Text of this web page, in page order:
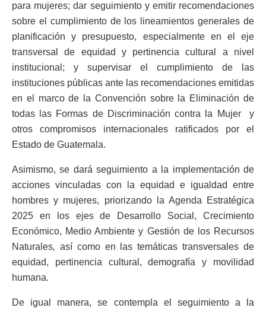
para mujeres; dar seguimiento y emitir recomendaciones
sobre el cumplimiento de los lineamientos generales de
planificación y presupuesto, especialmente en el eje
transversal de equidad y pertinencia cultural a nivel
institucional; y supervisar el cumplimiento de las
instituciones públicas ante las recomendaciones emitidas
en el marco de la Convención sobre la Eliminación de
todas las Formas de Discriminación contra la Mujer y
otros compromisos internacionales ratificados por el
Estado de Guatemala.
Asimismo, se dará seguimiento a la implementación de
acciones vinculadas con la equidad e igualdad entre
hombres y mujeres, priorizando la Agenda Estratégica
2025 en los ejes de Desarrollo Social, Crecimiento
Económico, Medio Ambiente y Gestión de los Recursos
Naturales, así como en las temáticas transversales de
equidad, pertinencia cultural, demografía y movilidad
humana.
De igual manera, se contempla el seguimiento a la